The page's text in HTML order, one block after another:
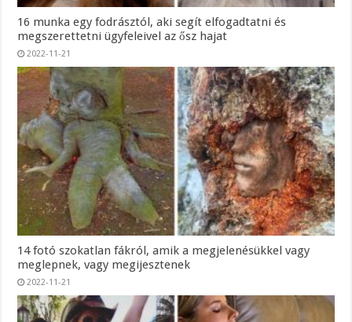
16 munka egy fodrásztól, aki segít elfogadtatni és
megszerettetni ügyfeleivel az ősz hajat
2022-11-21
14 fotó szokatlan fákról, amik a megjelenésükkel vagy
meglepnek, vagy megijesztenek
2022-11-21